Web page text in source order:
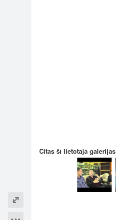
Citas šī lietotāja galerijas